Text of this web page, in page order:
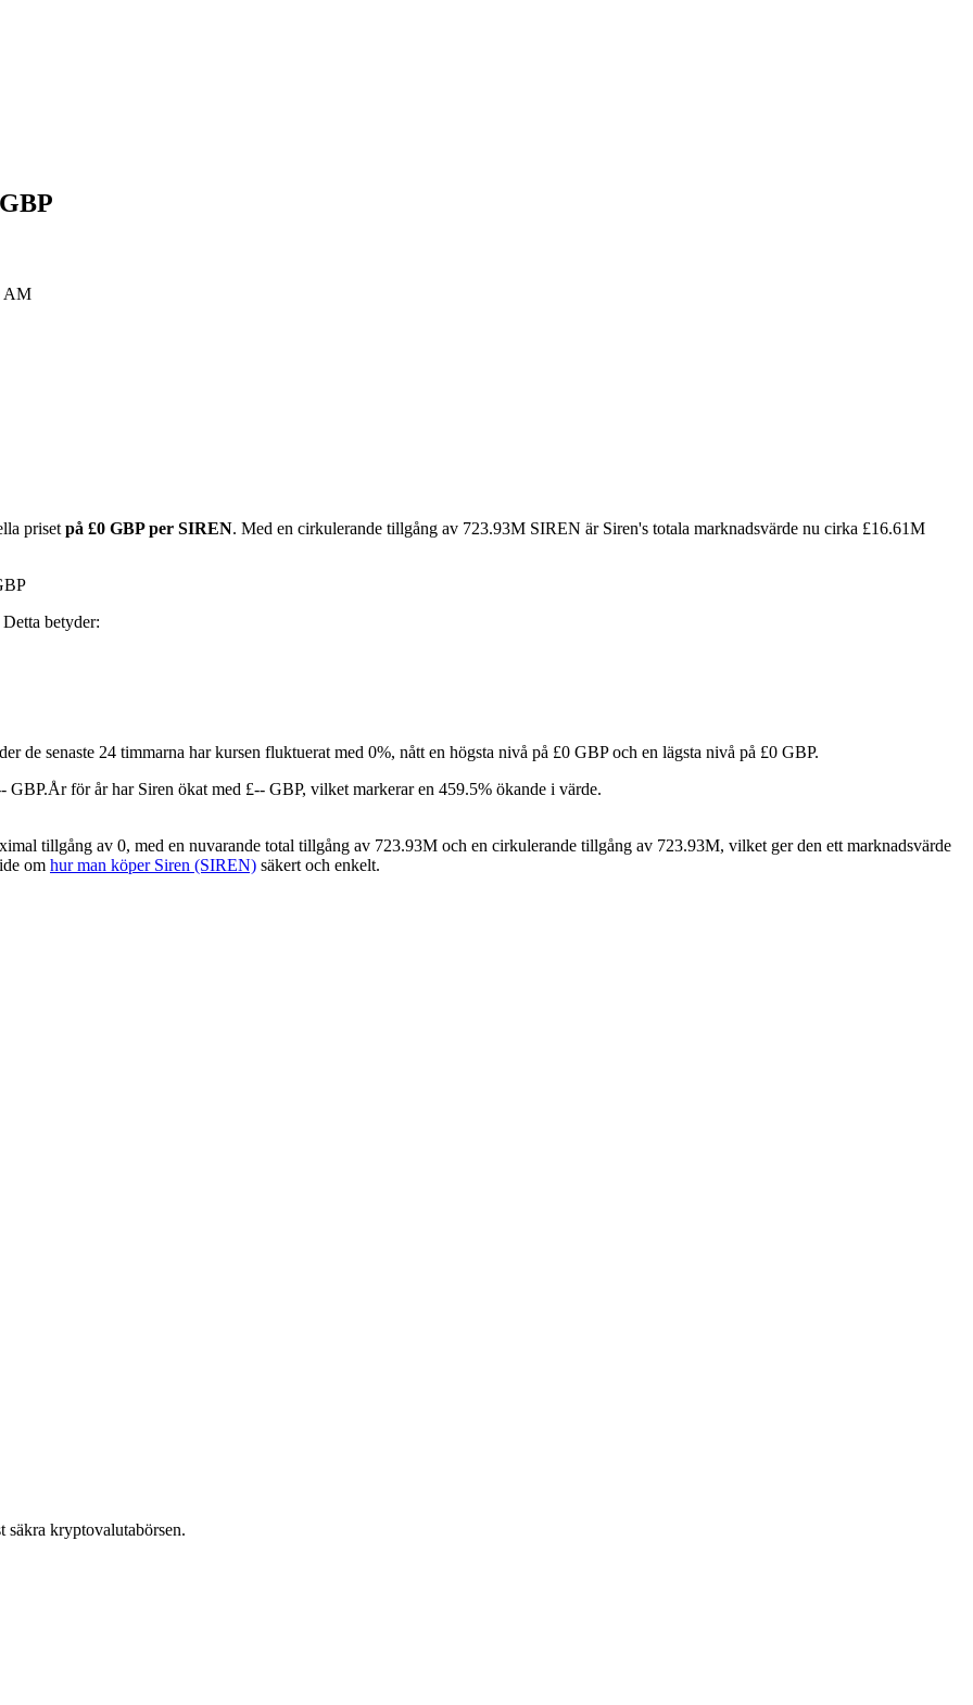
GBP
AM
priset på £0 GBP per SIREN. Med en cirkulerande tillgång av 723.93M SIREN är Siren's totala marknadsvärde nu cirka £16.61M
Detta betyder:
de senaste 24 timmarna har kursen fluktuerat med 0%, nått en högsta nivå på £0 GBP och en lägsta nivå på £0 GBP.
GBP.År för år har Siren ökat med £-- GBP, vilket markerar en 459.5% ökande i värde.
tillgång av 0, med en nuvarande total tillgång av 723.93M och en cirkulerande tillgång av 723.93M, vilket ger den ett marknadsvärde
om hur man köper Siren (SIREN) säkert och enkelt.
säkra kryptovalutabörsen.